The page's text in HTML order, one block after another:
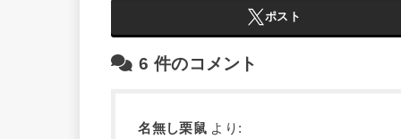
ポスト
6 件のコメント
名無し栗鼠 より: